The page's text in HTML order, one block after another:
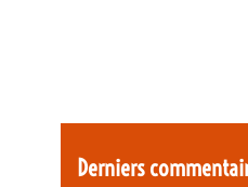
Derniers